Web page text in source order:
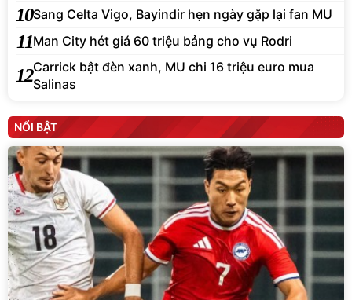
10Sang Celta Vigo, Bayindir hẹn ngày gặp lại fan MU
11Man City hét giá 60 triệu bảng cho vụ Rodri
12Carrick bật đèn xanh, MU chi 16 triệu euro mua
Salinas
NỔI BẬT